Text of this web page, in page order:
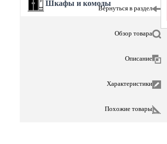
Шкафы и комоды
Вернуться в раздел
Обзор товара
Описание
Характеристики
Похожие товары